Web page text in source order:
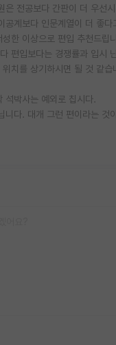
은 전공보다 간판이 더 우선
공계보다 인문계열이 더 좋다
한 이상으로 편입 추천드립
편입보다는 경쟁률과 입시
치를 상기하시면 될 것 같습
박사는 예외로 칩시다.
니다. 대개 그런 편이라는 것